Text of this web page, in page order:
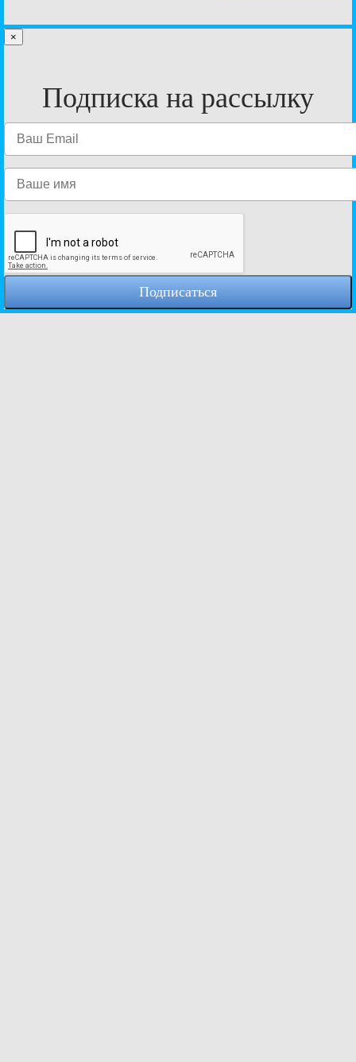
×
Подписка на рассылку